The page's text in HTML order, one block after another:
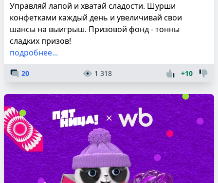
Управляй лапой и хватай сладости. Шурши
конфетками каждый день и увеличивай свои
шансы на выигрыш. Призовой фонд - тонны
сладких призов!
подробнее...
20 1 318 +10